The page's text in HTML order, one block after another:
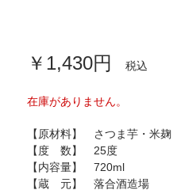
￥1,430円 税込
在庫がありません。
【原材料】 さつま芋・米麹
【度 数】 25度
【内容量】 720ml
【蔵 元】 落合酒造場